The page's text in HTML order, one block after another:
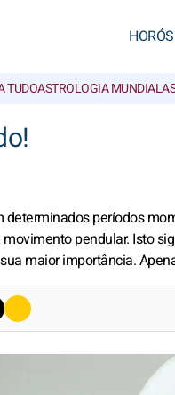
TUDOASTROLOGIA MUNDIAL
períodos
pendular. Isto
maior importância.